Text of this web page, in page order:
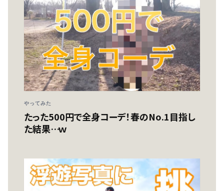
やってみた
たった500円で全身コーデ！春のNo.1目指し
た結果…ｗ